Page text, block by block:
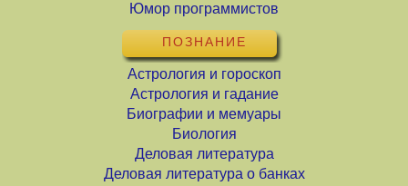
Юмор программистов
ПОЗНАНИЕ
Астрология и гороскоп
Астрология и гадание
Биографии и мемуары
Биология
Деловая литература
Деловая литература о банках